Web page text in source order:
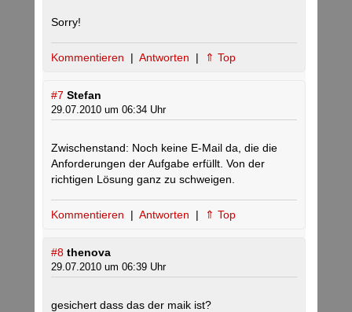
Sorry!
Kommentieren | Antworten | ⇑ Top
#7 Stefan
29.07.2010 um 06:34 Uhr
Zwischenstand: Noch keine E-Mail da, die die
Anforderungen der Aufgabe erfüllt. Von der
richtigen Lösung ganz zu schweigen.
Kommentieren | Antworten | ⇑ Top
#8 thenova
29.07.2010 um 06:39 Uhr
gesichert dass das der maik ist?